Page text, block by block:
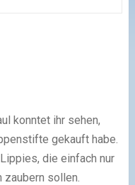
konntet ihr sehen,
gekauft habe.
die einfach nur
zaubern sollen.